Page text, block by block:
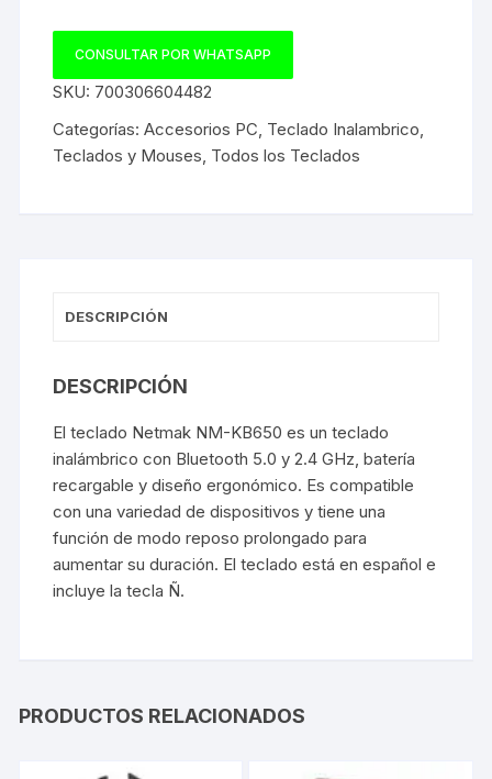
CONSULTAR POR WHATSAPP
SKU: 700306604482
Categorías:Accesorios PC, Teclado Inalambrico,
Teclados y Mouses, Todos los Teclados
DESCRIPCIÓN
DESCRIPCIÓN
El teclado Netmak NM-KB650 es un teclado
inalámbrico con Bluetooth 5.0 y 2.4 GHz, batería
recargable y diseño ergonómico. Es compatible
con una variedad de dispositivos y tiene una
función de modo reposo prolongado para
aumentar su duración. El teclado está en español e
incluye la tecla Ñ.
PRODUCTOS RELACIONADOS